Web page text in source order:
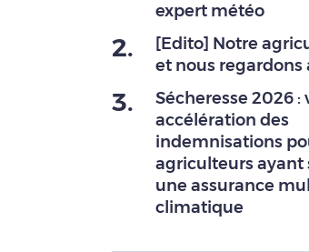
expert météo
2.
[Edito] Notre
et nous regardons
3.
Sécheresse 2026 :
accélération des
indemnisations
agriculteurs ayant
une assurance
climatique